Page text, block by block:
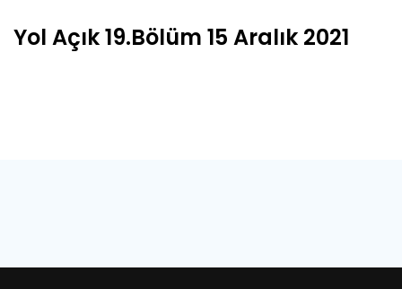
Yol Açık 19.Bölüm 15 Aralık 2021